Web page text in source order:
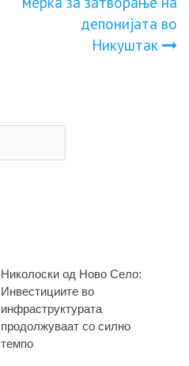
депонијата во
Никуштак
Николоски од Ново Село:
Инвестициите во
инфраструктурата
продолжуваат со силно
темпо